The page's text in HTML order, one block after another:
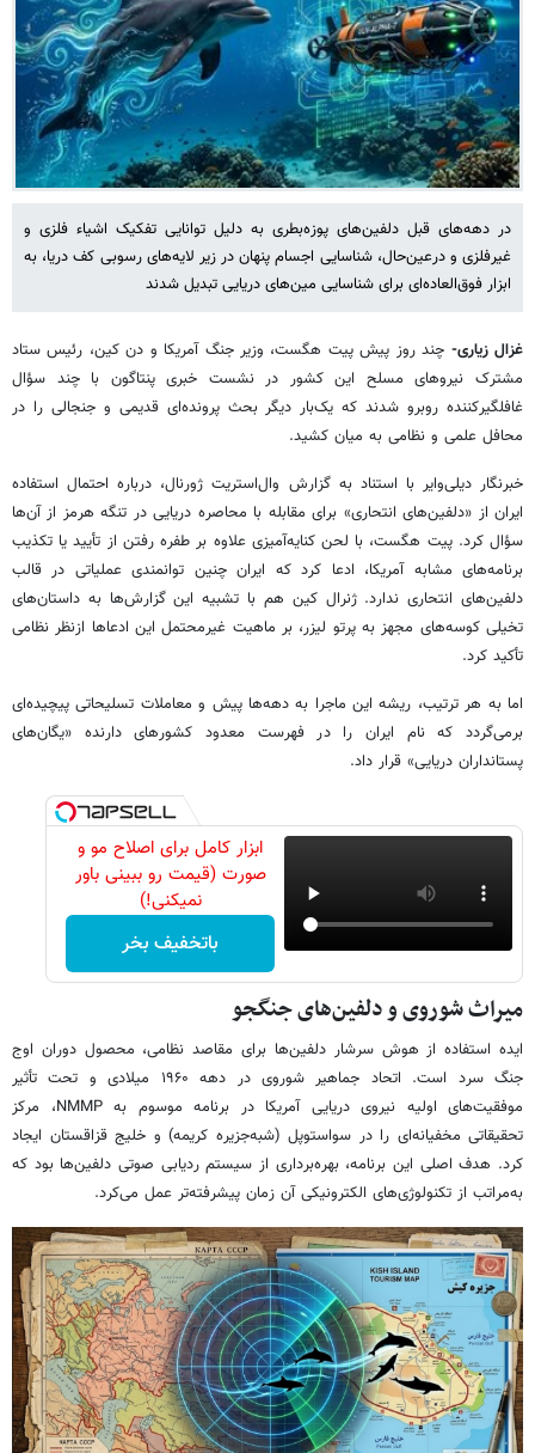
در دهه‌های قبل دلفین‌های پوزه‌بطری به دلیل توانایی تفکیک اشیاء فلزی و
غیرفلزی و درعین‌حال، شناسایی اجسام پنهان در زیر لایه‌های رسوبی کف دریا، به
ابزار فوق‌العاده‌ای برای شناسایی مین‌های دریایی تبدیل شدند
غزال زیاری- چند روز پیش پیت هگست، وزیر جنگ آمریکا و دن کین، رئیس ستاد
مشترک نیروهای مسلح این کشور در نشست خبری پنتاگون با چند سؤال
غافلگیرکننده روبرو شدند که یک‌بار دیگر بحث پرونده‌ای قدیمی و جنجالی را در
محافل علمی و نظامی به میان کشید.
خبرنگار دیلی‌وایر با استناد به گزارش‌ وال‌استریت ژورنال، درباره احتمال استفاده
ایران از «دلفین‌های انتحاری» برای مقابله با محاصره دریایی در تنگه هرمز از آن‌ها
سؤال کرد. پیت هگست، با لحن کنایه‌آمیزی علاوه بر طفره رفتن از تأیید یا تکذیب
برنامه‌های مشابه آمریکا، ادعا کرد که ایران چنین توانمندی عملیاتی در قالب
دلفین‌های انتحاری ندارد. ژنرال کین هم با تشبیه این گزارش‌ها به داستان‌های
تخیلی کوسه‌های مجهز به پرتو لیزر، بر ماهیت غیرمحتمل این ادعاها ازنظر نظامی
تأکید کرد.
اما به هر ترتیب، ریشه‌ این ماجرا به دهه‌ها پیش و معاملات تسلیحاتی پیچیده‌ای
برمی‌گردد که نام ایران را در فهرست معدود کشورهای دارنده «یگان‌های
پستانداران دریایی» قرار داد.
ابزار کامل برای اصلاح مو و
صورت (قیمت رو ببینی باور
نمیکنی!)
باتخفیف بخر
میراث شوروی و دلفین‌های جنگجو
ایده استفاده از هوش سرشار دلفین‌ها برای مقاصد نظامی، محصول دوران اوج
جنگ سرد است. اتحاد جماهیر شوروی در دهه ۱۹۶۰ میلادی و تحت تأثیر
موفقیت‌های اولیه نیروی دریایی آمریکا در برنامه موسوم به NMMP، مرکز
تحقیقاتی مخفیانه‌ای را در سواستوپل (شبه‌جزیره کریمه) و خلیج قزاقستان ایجاد
کرد. هدف اصلی این برنامه، بهره‌برداری از سیستم ردیابی صوتی دلفین‌ها بود که
به‌مراتب از تکنولوژی‌های الکترونیکی آن زمان پیشرفته‌تر عمل می‌کرد.